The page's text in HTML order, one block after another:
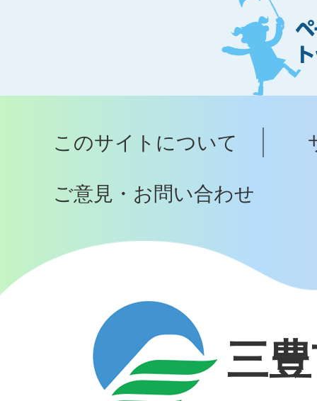
ー
ジ
ト
ッ
へ
このサイトについて
ご意見・お問い合わせ
三